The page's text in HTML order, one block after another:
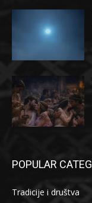
POPULAR
Tradicije i društva